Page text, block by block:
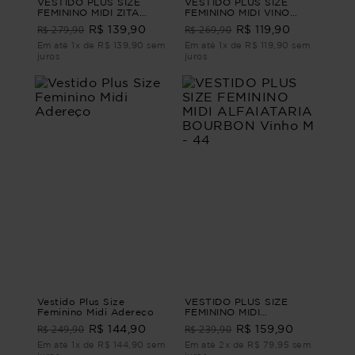
FEMININO MIDI ZITA
Branco G1 - 48
R$ 279,90 R$ 139,90
Em até 1x de R$ 139,90 sem
juros
FEMININO MIDI VINO
Preto M - 44
R$ 269,90 R$ 119,90
Em até 1x de R$ 119,90 sem
juros
Vestido Plus Size
Feminino Midi Adereço
R$ 249,90 R$ 144,90
Em até 1x de R$ 144,90 sem
VESTIDO PLUS SIZE
FEMININO MIDI
ALFAIATARIA BOURBON
Vinho M - 44
R$ 239,90 R$ 159,90
Em até 2x de R$ 79,95 sem